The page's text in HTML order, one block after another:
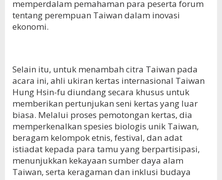
memperdalam pemahaman para peserta forum
tentang perempuan Taiwan dalam inovasi
ekonomi.
Selain itu, untuk menambah citra Taiwan pada
acara ini, ahli ukiran kertas internasional Taiwan
Hung Hsin-fu diundang secara khusus untuk
memberikan pertunjukan seni kertas yang luar
biasa. Melalui proses pemotongan kertas, dia
memperkenalkan spesies biologis unik Taiwan,
beragam kelompok etnis, festival, dan adat
istiadat kepada para tamu yang berpartisipasi,
menunjukkan kekayaan sumber daya alam
Taiwan, serta keragaman dan inklusi budaya